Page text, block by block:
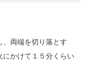
、両端を切り落とす
にかけて１５分くらい